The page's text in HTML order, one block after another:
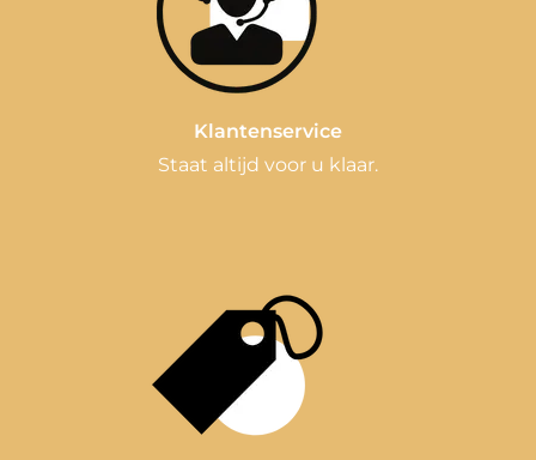
Klantenservice
Staat altijd voor u klaar.